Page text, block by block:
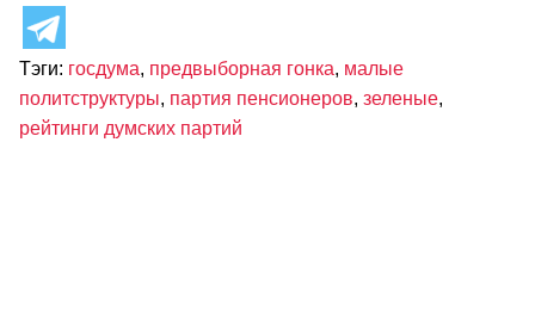
Тэги: госдума, предвыборная гонка, малые
политструктуры, партия пенсионеров, зеленые,
рейтинги думских партий